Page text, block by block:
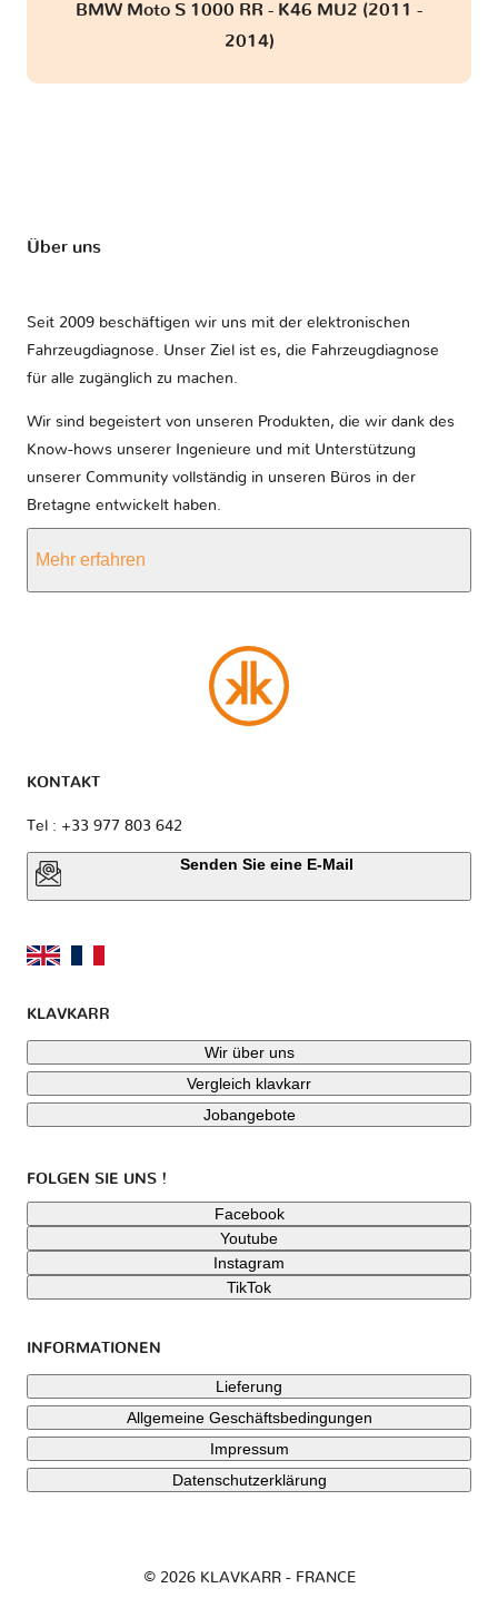
BMW Moto S 1000 RR - K46 MU2 (2011 -
2014)
Über uns
Seit 2009 beschäftigen wir uns mit der elektronischen
Fahrzeugdiagnose. Unser Ziel ist es, die Fahrzeugdiagnose
für alle zugänglich zu machen.
Wir sind begeistert von unseren Produkten, die wir dank des
Know-hows unserer Ingenieure und mit Unterstützung
unserer Community vollständig in unseren Büros in der
Bretagne entwickelt haben.
Mehr erfahren
KONTAKT
Tel : +33 977 803 642
Senden Sie eine E-Mail
KLAVKARR
Wir über uns
Vergleich klavkarr
Jobangebote
FOLGEN SIE UNS !
Facebook
Youtube
Instagram
TikTok
INFORMATIONEN
Lieferung
Allgemeine Geschäftsbedingungen
Impressum
Datenschutzerklärung
© 2026 KLAVKARR - FRANCE